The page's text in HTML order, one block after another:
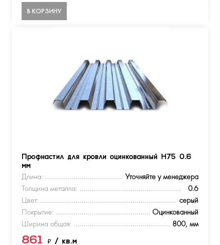
В КОРЗИНУ
Профнастил для кровли оцинкованный Н75 0.6
мм
Длина:
Уточняйте у менеджера
Толщина металла:
0.6
Цвет:
серый
Покрытие:
Оцинкованный
Ширина общая:
800, мм
861 ₽ / кв.м